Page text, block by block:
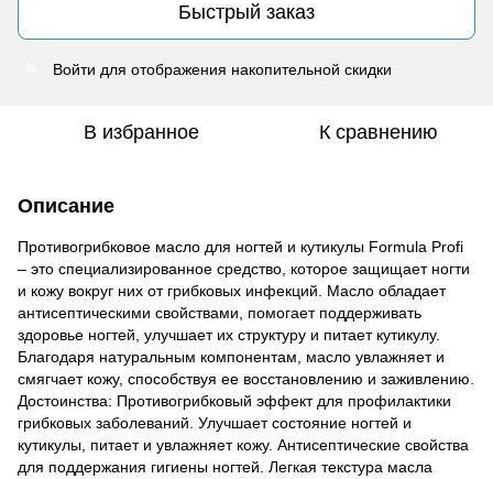
Быстрый заказ
Войти для отображения накопительной скидки
В избранное К сравнению
Описание
Противогрибковое масло для ногтей и кутикулы Formula Profi
– это специализированное средство, которое защищает ногти
и кожу вокруг них от грибковых инфекций. Масло обладает
антисептическими свойствами, помогает поддерживать
здоровье ногтей, улучшает их структуру и питает кутикулу.
Благодаря натуральным компонентам, масло увлажняет и
смягчает кожу, способствуя ее восстановлению и заживлению.
Достоинства: Противогрибковый эффект для профилактики
грибковых заболеваний. Улучшает состояние ногтей и
кутикулы, питает и увлажняет кожу. Антисептические свойства
для поддержания гигиены ногтей. Легкая текстура масла